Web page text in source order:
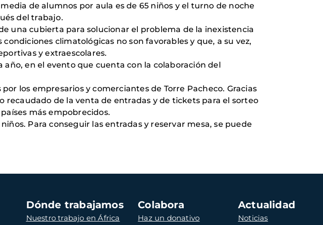
de alumnos por aula es de 65 niños y el turno de noche
del trabajo.
una cubierta para solucionar el problema de la inexistencia
climatológicas no son favorables y que, a su vez,
y extraescolares.
en el evento que cuenta con la colaboración del
los empresarios y comerciantes de Torre Pacheco. Gracias
recaudado de la venta de entradas y de tickets para el sorteo
más empobrecidos.
Para conseguir las entradas y reservar mesa, se puede
Dónde trabajamos
Nuestro trabajo en África
Colabora
Haz un donativo
Actualidad
Noticias